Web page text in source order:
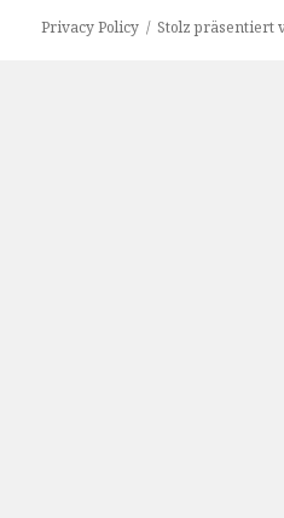
Privacy Policy Stolz präsentiert